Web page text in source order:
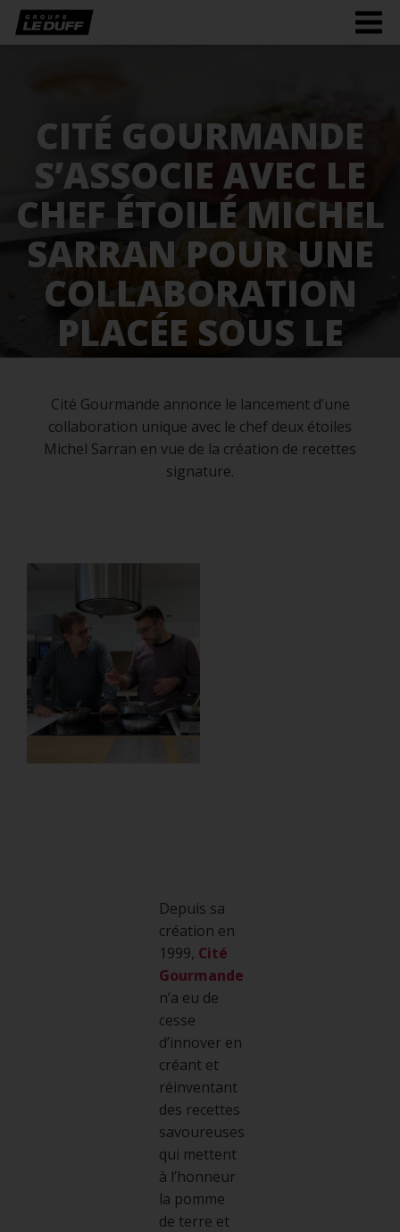
CITÉ GOURMANDE
S’ASSOCIE AVEC LE
CHEF ÉTOILÉ MICHEL
SARRAN POUR UNE
COLLABORATION
PLACÉE SOUS LE
SIGNE DE LA
GOURMANDISE
19 janvier 2022
Cité Gourmande annonce le lancement d’une
collaboration unique avec le chef deux étoiles
Michel Sarran en vue de la création de recettes
signature.
Depuis sa
création en
1999, Cité
Gourmande
n’a eu de
cesse
d’innover en
créant et
réinventant
des recettes
savoureuses
qui mettent
à l’honneur
la pomme
de terre et